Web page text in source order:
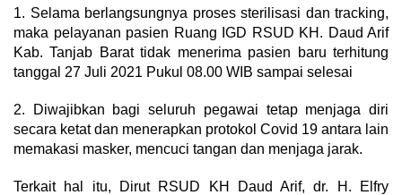
1. Selama berlangsungnya proses sterilisasi dan tracking,
maka pelayanan pasien Ruang IGD RSUD KH. Daud Arif
Kab. Tanjab Barat tidak menerima pasien baru terhitung
tanggal 27 Juli 2021 Pukul 08.00 WIB sampai selesai
2. Diwajibkan bagi seluruh pegawai tetap menjaga diri
secara ketat dan menerapkan protokol Covid 19 antara lain
memakasi masker, mencuci tangan dan menjaga jarak.
Terkait hal itu, Dirut RSUD KH Daud Arif, dr. H. Elfry